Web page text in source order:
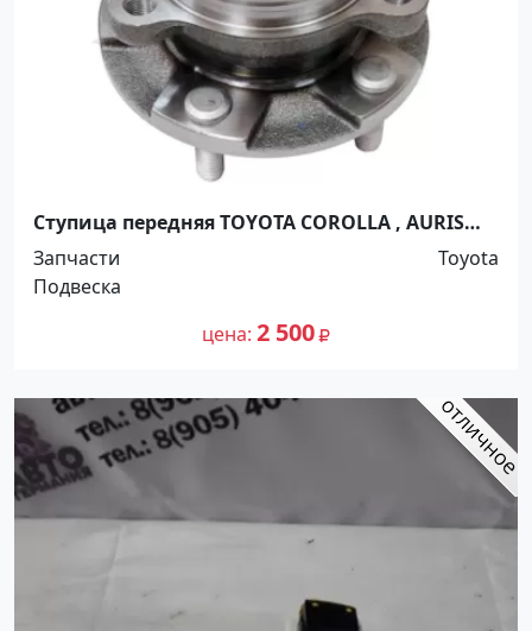
Ступица передняя TOYOTA COROLLA , AURIS
#ZE15# 2006- , RAV4 2008- , MARK X ZIO 2007
Краснодар
Запчасти
Toyota
Подвеска
цена 2 500